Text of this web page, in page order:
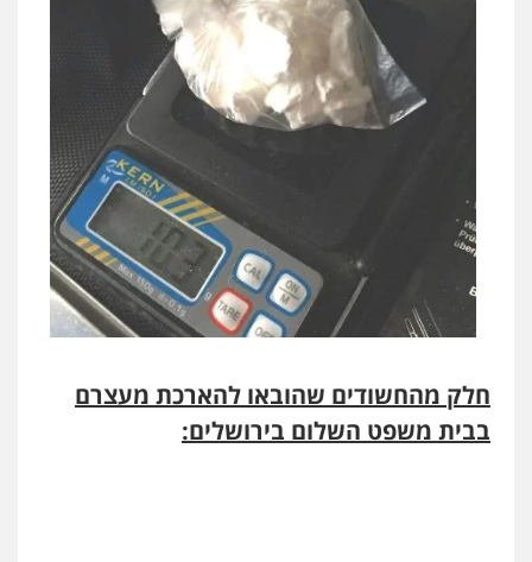
חלק מהחשודים שהובאו להארכת מעצרם
בבית משפט השלום בירושלים: